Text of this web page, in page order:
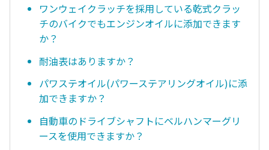
ワンウェイクラッチを採用している乾式クラッ
チのバイクでもエンジンオイルに添加できます
か？
耐油表はありますか？
パワステオイル(パワーステアリングオイル)に添
加できますか？
自動車のドライブシャフトにベルハンマーグリ
ースを使用できますか？